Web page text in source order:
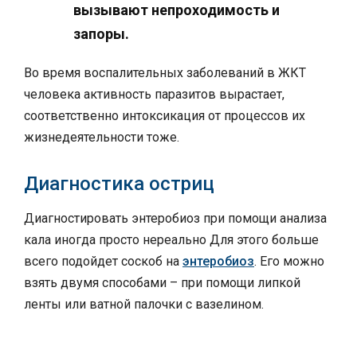
вызывают непроходимость и
запоры.
Во время воспалительных заболеваний в ЖКТ
человека активность паразитов вырастает,
соответственно интоксикация от процессов их
жизнедеятельности тоже.
Диагностика остриц
Диагностировать энтеробиоз при помощи анализа
кала иногда просто нереально Для этого больше
всего подойдет соскоб на энтеробиоз. Его можно
взять двумя способами – при помощи липкой
ленты или ватной палочки с вазелином.